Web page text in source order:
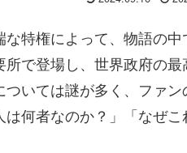
特権によって、物語の中
で登場し、世界政府の最
いては謎が多く、ファン
何者なのか？」「なぜこ